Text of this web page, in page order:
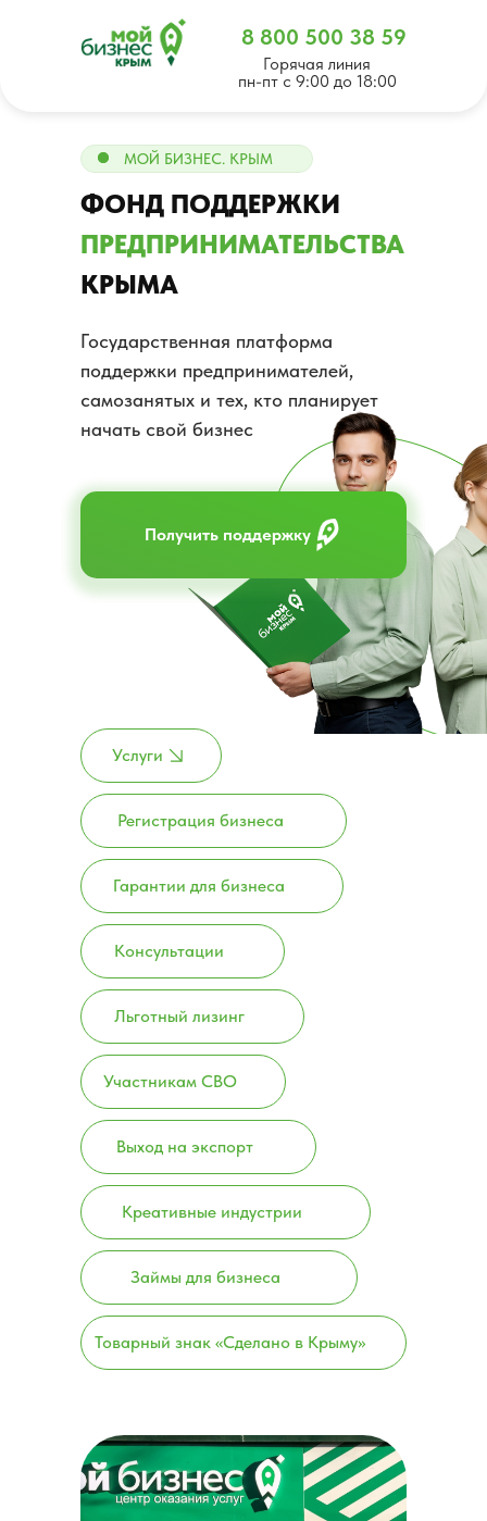
Горячая линия
пн-пт с 9:00 до 18:00
8 800 500 38 59
Государственная платформа
поддержки предпринимателей,
самозанятых и тех, кто планирует
начать свой бизнес
ФОНД ПОДДЕРЖКИ
ПРЕДПРИНИМАТЕЛЬСТВА
КРЫМА
Получить поддержку
МОЙ БИЗНЕС. КРЫМ
Выход на экспорт
Участникам СВО
Товарный знак «Сделано в Крыму»
Креативные индустрии
Льготный лизинг
Гарантии для бизнеса
Займы для бизнеса
Консультации
Услуги
Регистрация бизнеса